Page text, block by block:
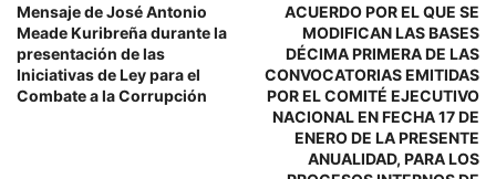
Mensaje de José Antonio
Meade Kuribreña durante la
presentación de las
Iniciativas de Ley para el
Combate a la Corrupción
ACUERDO POR EL QUE SE
MODIFICAN LAS BASES
DÉCIMA PRIMERA DE LAS
CONVOCATORIAS EMITIDAS
POR EL COMITÉ EJECUTIVO
NACIONAL EN FECHA 17 DE
ENERO DE LA PRESENTE
ANUALIDAD, PARA LOS